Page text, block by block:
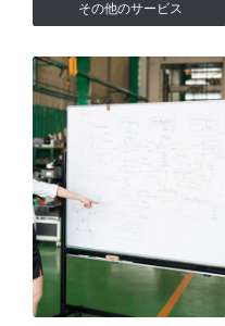
その他のサービス